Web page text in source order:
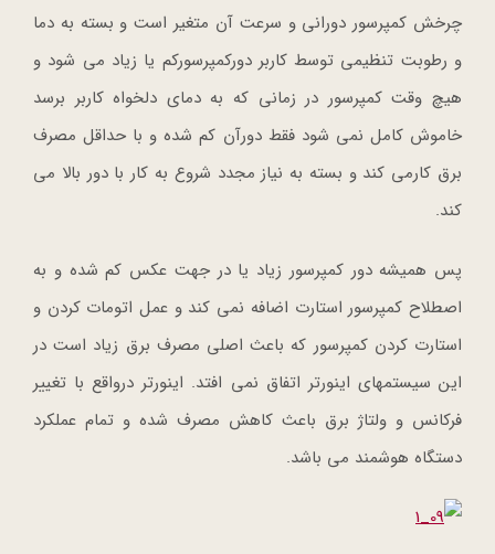
چرخش کمپرسور دورانی و سرعت آن متغیر است و بسته به دما
و رطوبت تنظیمی توسط کاربر دورکمپرسورکم یا زیاد می شود و
هیچ وقت کمپرسور در زمانی که به دمای دلخواه کاربر برسد
خاموش کامل نمی شود فقط دورآن کم شده و با حداقل مصرف
برق کارمی کند و بسته به نیاز مجدد شروع به کار با دور بالا می
کند.
پس همیشه دور کمپرسور زیاد یا در جهت عکس کم شده و به
اصطلاح کمپرسور استارت اضافه نمی کند و عمل اتومات کردن و
استارت کردن کمپرسور که باعث اصلی مصرف برق زیاد است در
این سیستمهای اینورتر اتفاق نمی افتد. اینورتر درواقع با تغییر
فرکانس و ولتاژ برق باعث کاهش مصرف شده و تمام عملکرد
دستگاه هوشمند می باشد.